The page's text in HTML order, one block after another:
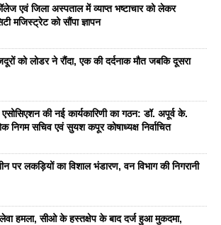
एवं जिला अस्पताल में व्याप्त भष्टाचार को लेकर
मजिस्ट्रेट को सौंपा ज्ञापन
को लोडर ने रौंदा, एक की दर्दनाक मौत जबकि दूसरा
एसोसिएशन की नई कार्यकारिणी का गठन: डॉ. अपूर्व के.
निगम सचिव एवं सुयश कपूर कोषाध्यक्ष निर्वाचित
पर लकड़ियों का विशाल भंडारण, वन विभाग की निगरानी
हमला, सीओ के हस्तक्षेप के बाद दर्ज हुआ मुकदमा,